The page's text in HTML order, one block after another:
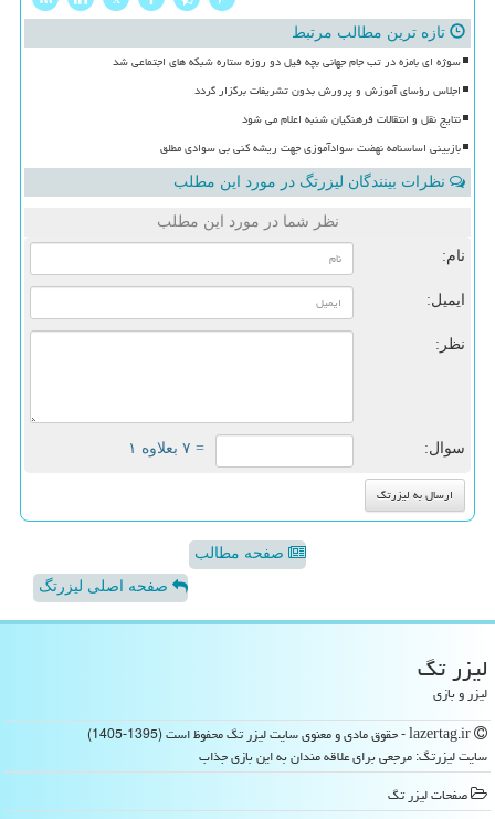
تازه ترین مطالب مرتبط
سوژه ای بامزه در تب جام جهانی بچه فیل دو روزه ستاره شبکه های اجتماعی شد
اجلاس رؤسای آموزش و پرورش بدون تشریفات برگزار گردد
نتایج نقل و انتقالات فرهنگیان شنبه اعلام می شود
بازبینی اساسنامه نهضت سوادآموزی جهت ریشه کنی بی سوادی مطلق
نظرات بینندگان لیزرتگ در مورد این مطلب
نظر شما در مورد این مطلب
نام:
ایمیل:
نظر:
سوال: = ۷ بعلاوه ۱
صفحه مطالب
صفحه اصلی لیزرتگ
لیزر تگ
لیزر و بازی
سایت لیزرتگ: مرجعی برای علاقه مندان به این بازی جذاب
صفحات لیزر تگ